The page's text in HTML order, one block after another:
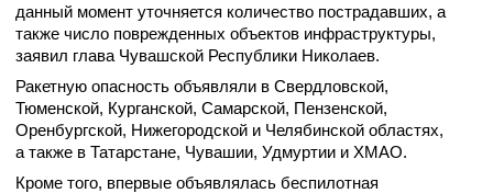
данный момент уточняется количество пострадавших, а
также число поврежденных объектов инфраструктуры,
заявил глава Чувашской Республики Николаев.
Ракетную опасность объявляли в Свердловской,
Тюменской, Курганской, Самарской, Пензенской,
Оренбургской, Нижегородской и Челябинской областях,
а также в Татарстане, Чувашии, Удмуртии и ХМАО.
Кроме того, впервые объявлялась беспилотная